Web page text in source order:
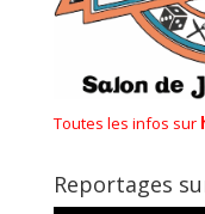
Toutes les infos sur
Reportages